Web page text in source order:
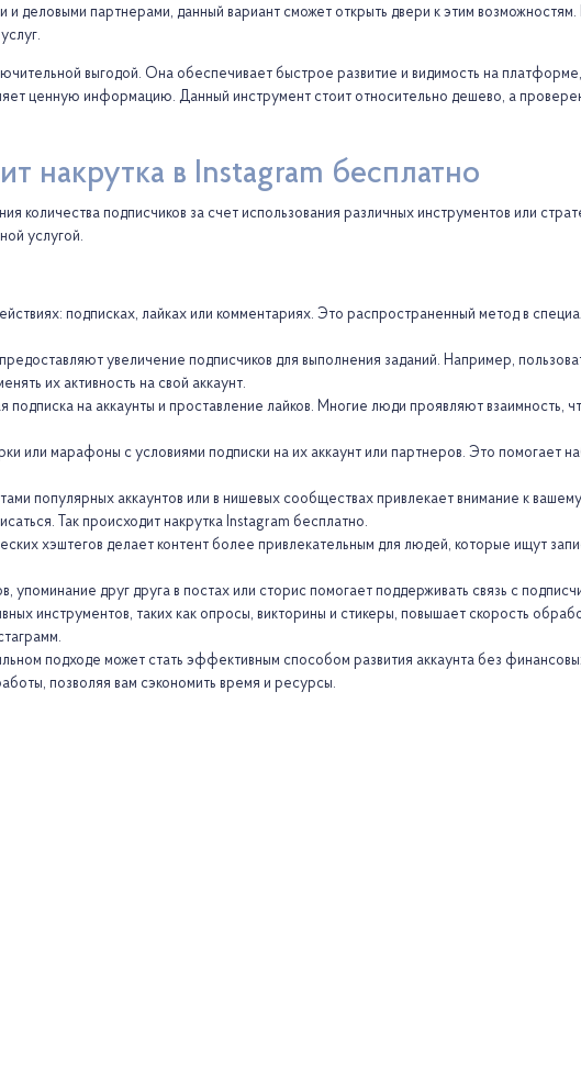
деловыми партнерами, данный вариант сможет открыть двери к этим
выгодой. Она обеспечивает быстрое развитие и видимость на
ценную информацию. Данный инструмент стоит относительно дешево, а
накрутка в Instagram бесплатно
количества подписчиков за счет использования различных инструментов или
услугой.
подписках, лайках или комментариях. Это распространенный метод в
увеличение подписчиков для выполнения заданий. Например,
их активность на свой аккаунт.
на аккаунты и проставление лайков. Многие люди проявляют взаимность,
или марафоны с условиями подписки на их аккаунт или партнеров. Это помогает
популярных аккаунтов или в нишевых сообществах привлекает внимание к
Так происходит накрутка Instagram бесплатно.
хэштегов делает контент более привлекательным для людей, которые ищут
друг друга в постах или сторис помогает поддерживать связь с
инструментов, таких как опросы, викторины и стикеры, повышает скорость
подходе может стать эффективным способом развития аккаунта без
позволяя вам сэкономить время и ресурсы.